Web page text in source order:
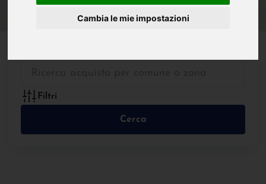
Cambia le mie impostazioni
Filtri
Cerca